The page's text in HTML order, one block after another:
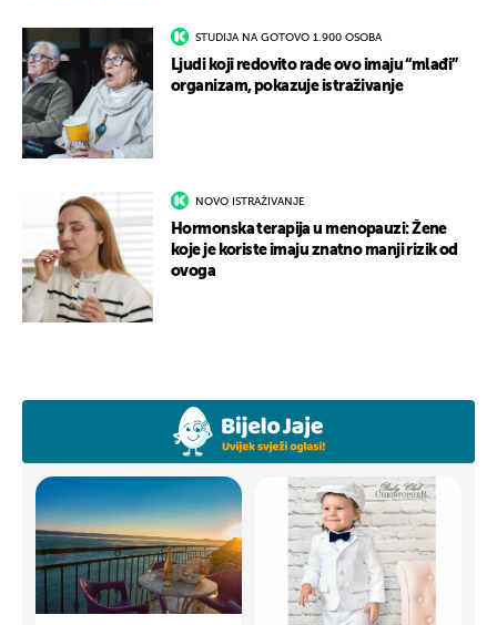
STUDIJA NA GOTOVO 1.900 OSOBA
Ljudi koji redovito rade ovo imaju “mlađi”
organizam, pokazuje istraživanje
NOVO ISTRAŽIVANJE
Hormonska terapija u menopauzi: Žene
koje je koriste imaju znatno manji rizik od
ovoga